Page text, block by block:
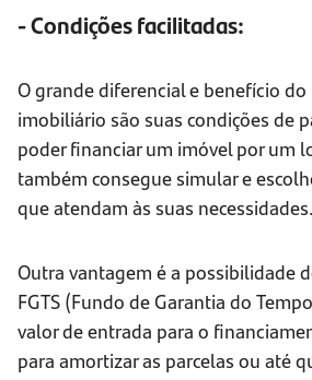
- Condições facilitadas:
O grande diferencial e benefício
imobiliário são suas condições de
poder financiar um imóvel por um
também consegue simular e
que atendam às suas necessidades.
Outra vantagem é a possibilidade
FGTS (Fundo de Garantia do
valor de entrada para o
para amortizar as parcelas ou até